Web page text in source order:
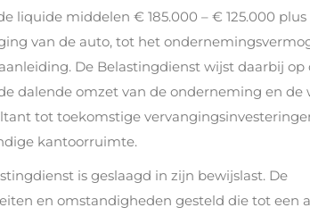
liquide middelen € 185.000 – € 125.000
van de auto, tot het
De Belastingdienst wijst daarbij op
dalende omzet van de onderneming en de
tot toekomstige
kantoorruimte.
is geslaagd in zijn bewijslast. De
en omstandigheden gesteld die tot een